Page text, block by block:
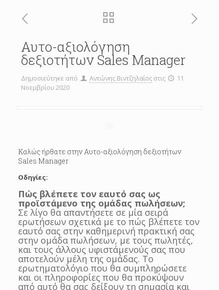
Αυτο-αξιολόγηση
δεξιοτήτων Sales Manager
Δημοσιεύτηκε από Αντώνης Βιντζηλαίος στις
11
Νοεμβρίου 2020
Καλώς ήρθατε στην Aυτο-αξιολόγηση δεξιοτήτων
Sales Manager
Οδηγίες:
Πώς βλέπετε τον εαυτό σας ως
προϊστάμενο της ομάδας πωλήσεων;
Σε λίγο θα απαντήσετε σε μία σειρά
ερωτήσεων σχετικά με το πώς βλέπετε τον
εαυτό σας στην καθημερινή πρακτική σας
στην ομάδα πωλήσεων, με τους πωλητές,
και τους άλλους υφιστάμενούς σας που
αποτελούν μέλη της ομάδας. Το
ερωτηματολόγιο που θα συμπληρώσετε
και οι πληροφορίες που θα προκύψουν
από αυτό θα σας δείξουν τη σημασία και